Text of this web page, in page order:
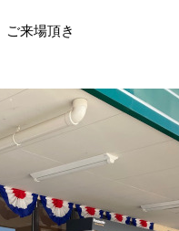
ご来場頂き